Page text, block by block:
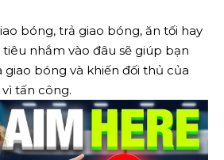
bóng, trả giao bóng, ăn tối hay
tiêu nhắm vào đâu sẽ giúp bạn
giao bóng và khiến đối thủ của
tấn công.